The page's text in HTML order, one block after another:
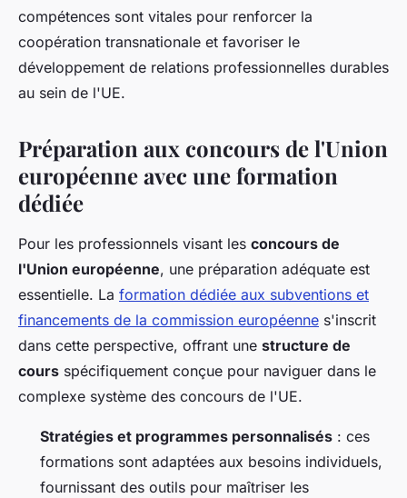
compétences sont vitales pour renforcer la
coopération transnationale et favoriser le
développement de relations professionnelles durables
au sein de l'UE.
Préparation aux concours de l'Union
européenne avec une formation
dédiée
Pour les professionnels visant les concours de
l'Union européenne, une préparation adéquate est
essentielle. La formation dédiée aux subventions et
financements de la commission européenne s'inscrit
dans cette perspective, offrant une structure de
cours spécifiquement conçue pour naviguer dans le
complexe système des concours de l'UE.
Stratégies et programmes personnalisés : ces
formations sont adaptées aux besoins individuels,
fournissant des outils pour maîtriser les